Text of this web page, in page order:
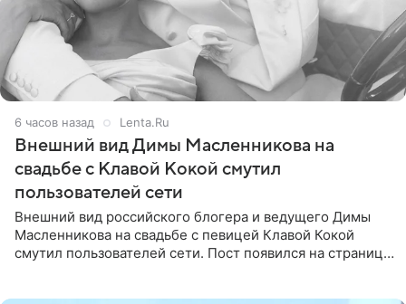
6 часов назад Lenta.Ru
Внешний вид Димы Масленникова на
свадьбе с Клавой Кокой смутил
пользователей сети
Внешний вид российского блогера и ведущего Димы
Масленникова на свадьбе с певицей Клавой Кокой
смутил пользователей сети. Пост появился на странице